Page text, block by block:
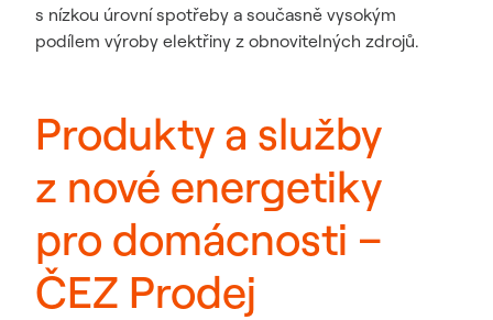
s nízkou úrovní spotřeby a současně vysokým
podílem výroby elektřiny z obnovitelných zdrojů.
Produkty a služby
z nové energetiky
pro domácnosti –
ČEZ Prodej